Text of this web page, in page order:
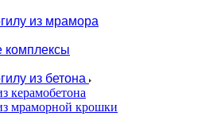
из мрамора
комплексы
из бетона
керамобетона
мраморной крошки